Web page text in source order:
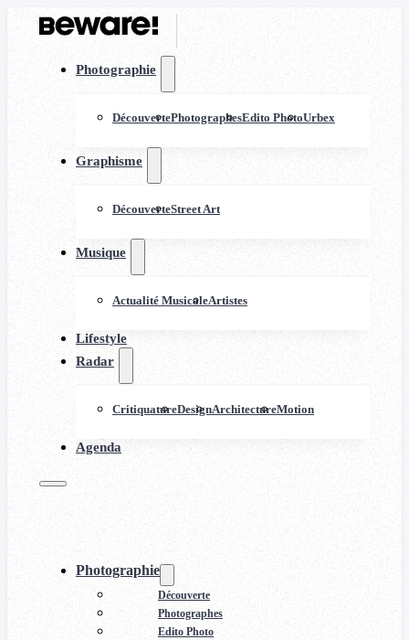
Photographie
DécouvertePhotographesEdito PhotoUrbex
Graphisme
DécouverteStreet Art
Musique
Actualité MusicaleArtistes
Lifestyle
Radar
CritiquatureDesignArchitectureMotion
Agenda
Photographie
Découverte
Photographes
Edito Photo